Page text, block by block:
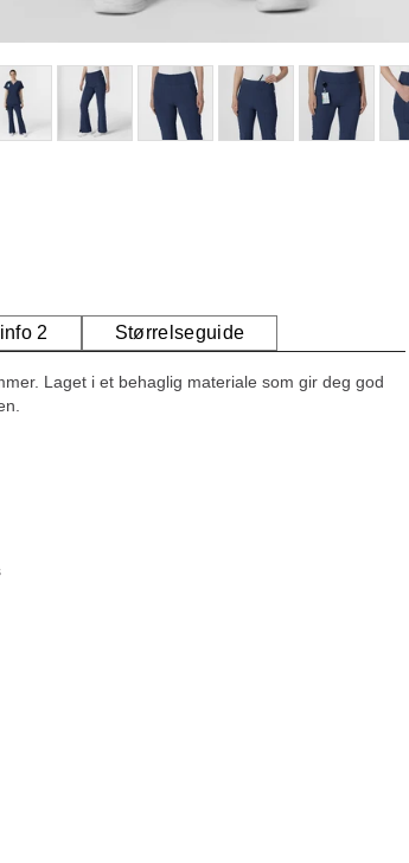
2 Størrelseguide
Laget i et behaglig materiale som gir deg god